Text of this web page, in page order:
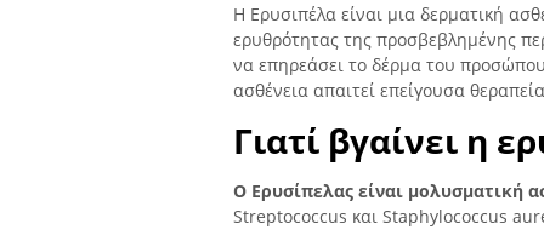
Η Ερυσιπέλα είναι μια δερματική
ερυθρότητας της προσβεβλημένης
να επηρεάσει το δέρμα του
ασθένεια απαιτεί επείγουσα
Γιατί βγαίνει η
Ο Ερυσίπελας είναι μολυσματική
Streptococcus και Staphylococcus